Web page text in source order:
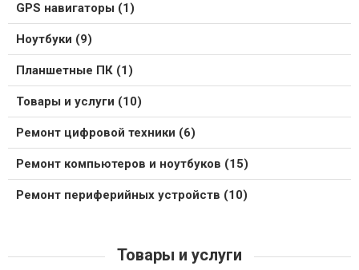
GPS навигаторы (1)
Ноутбуки (9)
Планшетные ПК (1)
Товары и услуги (10)
Ремонт цифровой техники (6)
Ремонт компьютеров и ноутбуков (15)
Ремонт периферийных устройств (10)
Товары и услуги